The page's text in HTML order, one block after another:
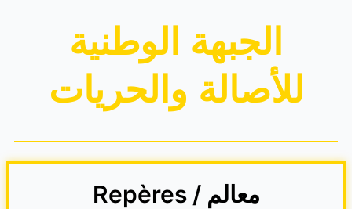
الجبهة الوطنية
للأصالة والحريات
Repères / معالم